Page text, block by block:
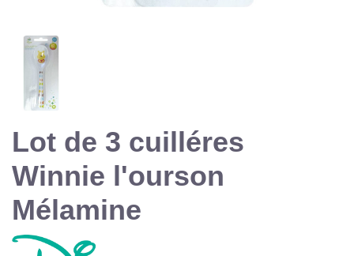
Lot de 3 cuilléres
Winnie l'ourson
Mélamine